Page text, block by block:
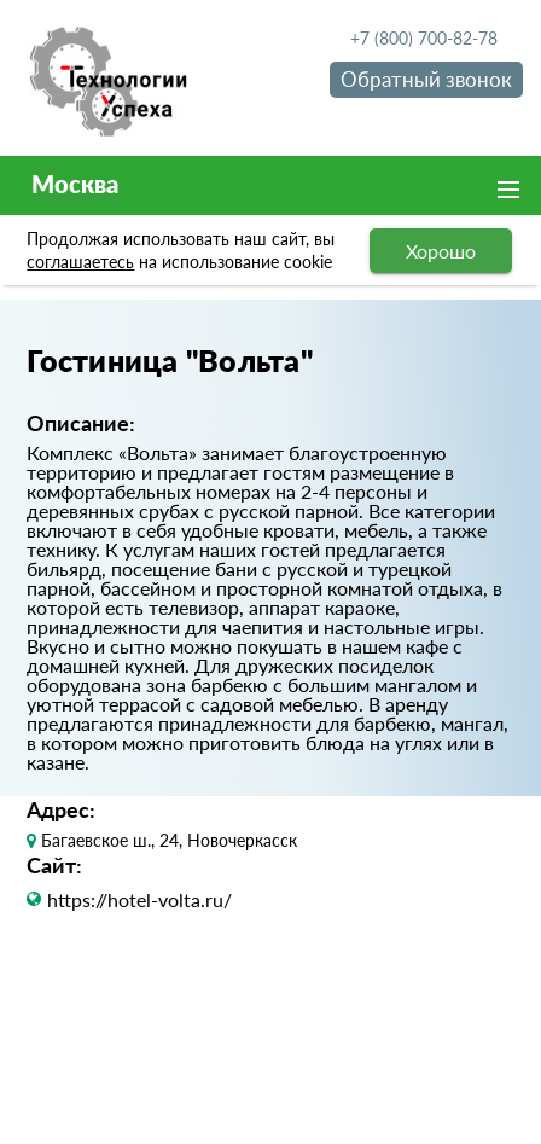
+7 (800) 700-82-78
Обратный звонок
Москва
Продолжая использовать наш сайт, вы
соглашаетесь на использование cookie Хорошо
Портфолио Гостиница "Вольта"
Гостиница "Вольта"
Описание:
Комплекс «Вольта» занимает благоустроенную
территорию и предлагает гостям размещение в
комфортабельных номерах на 2-4 персоны и
деревянных срубах с русской парной. Все категории
включают в себя удобные кровати, мебель, а также
технику. К услугам наших гостей предлагается
бильярд, посещение бани с русской и турецкой
парной, бассейном и просторной комнатой отдыха, в
которой есть телевизор, аппарат караоке,
принадлежности для чаепития и настольные игры.
Вкусно и сытно можно покушать в нашем кафе с
домашней кухней. Для дружеских посиделок
оборудована зона барбекю с большим мангалом и
уютной террасой с садовой мебелью. В аренду
предлагаются принадлежности для барбекю, мангал,
в котором можно приготовить блюда на углях или в
казане.
Адрес:
Багаевское ш., 24, Новочеркасск
Сайт:
https://hotel-volta.ru/